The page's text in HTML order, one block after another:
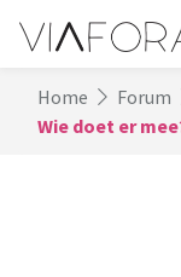
Home Forum
Wie doet er